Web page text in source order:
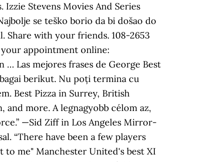
Stevens Movies And Series
se teško borio da bi došao do
Share with your friends. 108-2653
your appointment online:
Las mejores frases de George Best
berikut. Nu poți termina cu
Best Pizza in Surrey, British
more. A legnagyobb célom az,
—Sid Ziff in Los Angeles Mirror-
“There have been a few players
to me" Manchester United's best XI